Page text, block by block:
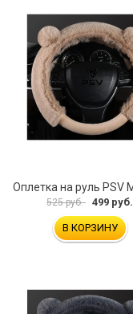
525 руб. 499 руб.
В КОРЗИНУ